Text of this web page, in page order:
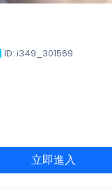
ID: i349_301569
立即進入